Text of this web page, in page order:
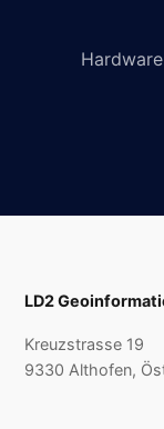
LD2
Kreuzstrasse 19
9330 Althofen,